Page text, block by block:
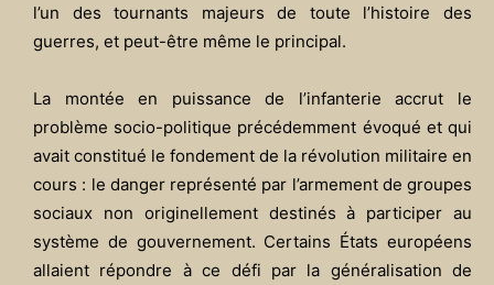
l’un des tournants majeurs de toute l’histoire des
guerres, et peut-être même le principal.
La montée en puissance de l’infanterie accrut le
problème socio-politique précédemment évoqué et qui
avait constitué le fondement de la révolution militaire en
cours : le danger représenté par l’armement de groupes
sociaux non originellement destinés à participer au
système de gouvernement. Certains États européens
allaient répondre à ce défi par la généralisation de